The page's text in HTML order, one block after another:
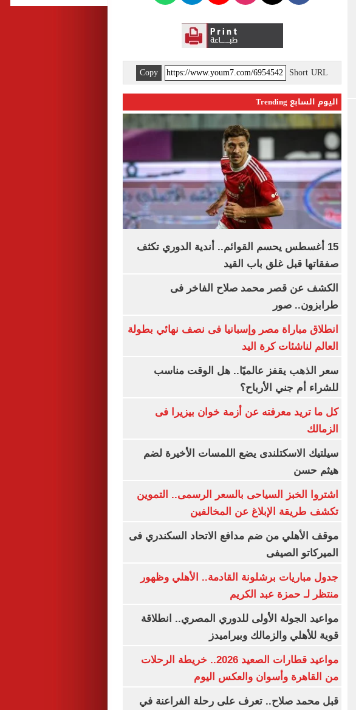
Short URL
Copy
اليوم السابع Trending
15 أغسطس يحسم القوائم.. أندية الدوري تكثف
صفقاتها قبل غلق باب القيد
الكشف عن قصر محمد صلاح الفاخر فى
طرابزون.. صور
انطلاق مباراة مصر وإسبانيا فى نصف نهائي بطولة
العالم لناشئات كرة اليد
سعر الذهب يقفز عالميًا.. هل الوقت مناسب
للشراء أم جني الأرباح؟
كل ما تريد معرفته عن أزمة خوان بيزيرا فى
الزمالك
سيلتيك الاسكتلندى يضع اللمسات الأخيرة لضم
هيثم حسن
اشتروا الخبز السياحى بالسعر الرسمى.. التموين
تكشف طريقة الإبلاغ عن المخالفين
موقف الأهلي من ضم مدافع الاتحاد السكندري فى
الميركاتو الصيفى
جدول مباريات برشلونة القادمة.. الأهلي وظهور
منتظر لـ حمزة عبد الكريم
مواعيد الجولة الأولى للدوري المصري.. انطلاقة
قوية للأهلي والزمالك وبيراميدز
مواعيد قطارات الصعيد 2026.. خريطة الرحلات
من القاهرة وأسوان والعكس اليوم
قبل محمد صلاح.. تعرف على رحلة الفراعنة في